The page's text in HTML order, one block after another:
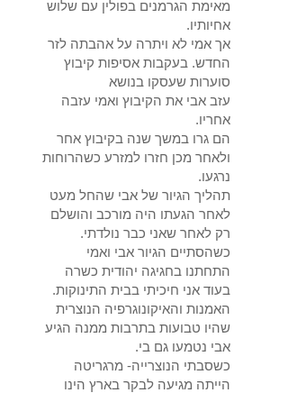
מאימת הגרמנים בפולין עם שלוש
אחיותיו.
אך אמי לא ויתרה על אהבתה לזר
החדש. בעקבות אסיפות קיבוץ
סוערות שעסקו בנושא
עזב אבי את הקיבוץ ואמי עזבה
אחריו.
הם גרו במשך שנה בקיבוץ אחר
ולאחר מכן חזרו למזרע כשהרוחות
נרגעו.
תהליך הגיור של אבי שהחל מעט
לאחר הגעתו היה מורכב והושלם
רק לאחר שאני כבר נולדתי.
כשהסתיים הגיור אבי ואמי
התחתנו בחגיגה יהודית כשרה
בעוד אני חיכיתי בבית התינוקות.
האמנות והאיקונוגרפיה הנוצרית
שהיו טבועות בתרבות ממנה הגיע
אבי נטמעו גם בי.
כשסבתי הנוצרייה- מרגריטה
הייתה מגיעה לבקר בארץ הינו